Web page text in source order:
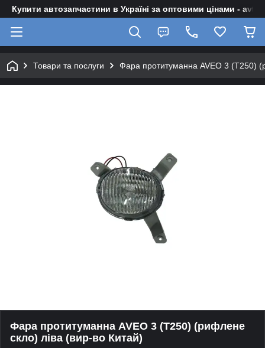
Купити автозапчастини в Україні за оптовими цінами -
Товари та послуги Фара протитуманна AVEO 3 (Т250)
Фара протитуманна AVEO 3 (Т250) (рифлене
скло) ліва (вир-во Китай)